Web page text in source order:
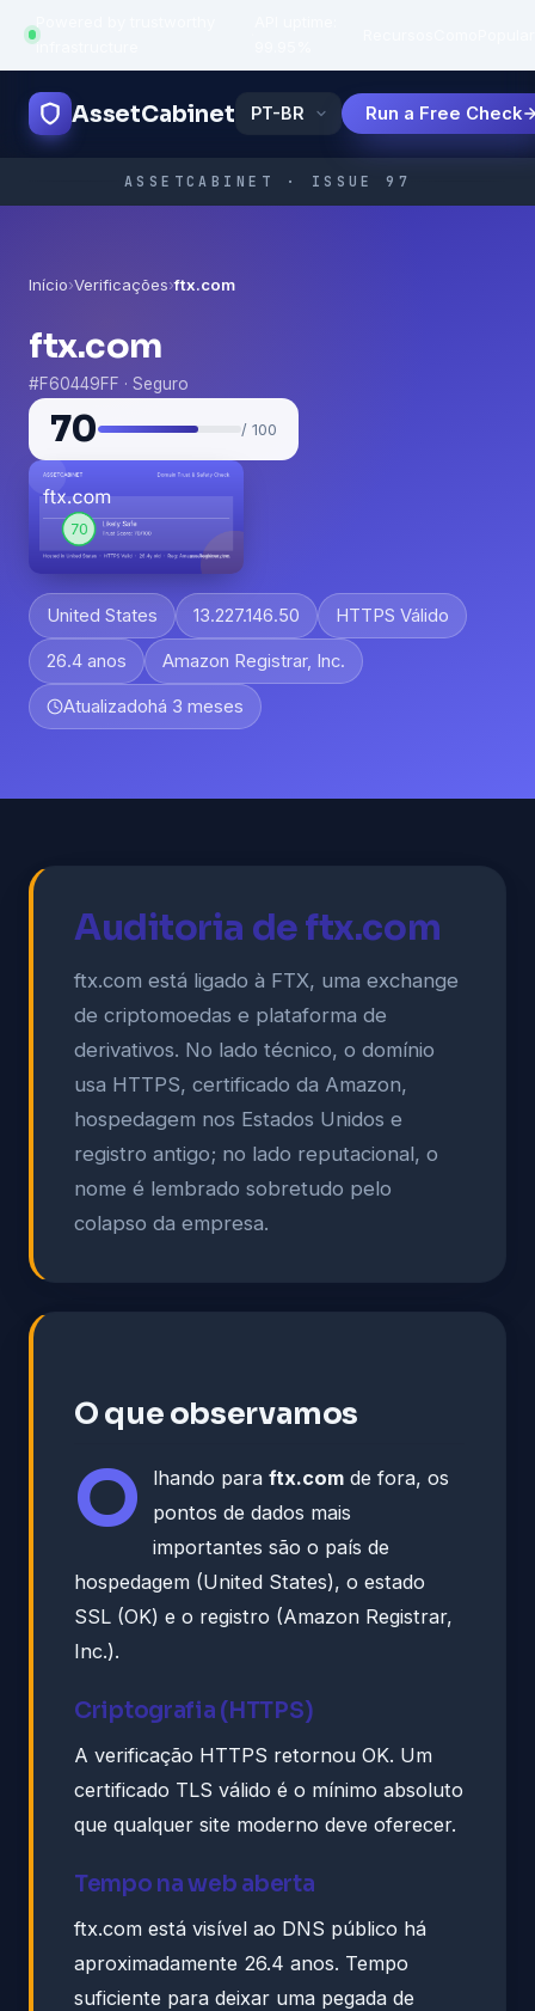
infrastructure
AssetCabinet Run a Free Check
ASSETCABINET · ISSUE 97
Início›Verificações›ftx.com
ftx.com
#F60449FF · Seguro
70 / 100
United States 13.227.146.50 HTTPS Válido
26.4 anos Amazon Registrar, Inc.
Atualizadohá 3 meses
Auditoria de ftx.com
ftx.com está ligado à FTX, uma exchange
de criptomoedas e plataforma de
derivativos. No lado técnico, o domínio
usa HTTPS, certificado da Amazon,
hospedagem nos Estados Unidos e
registro antigo; no lado reputacional, o
nome é lembrado sobretudo pelo
colapso da empresa.
O que observamos
O lhando para ftx.com de fora, os
pontos de dados mais
importantes são o país de
hospedagem (United States), o estado
SSL (OK) e o registro (Amazon Registrar,
Inc.).
Criptografia (HTTPS)
A verificação HTTPS retornou OK. Um
certificado TLS válido é o mínimo absoluto
que qualquer site moderno deve oferecer.
Tempo na web aberta
ftx.com está visível ao DNS público há
aproximadamente 26.4 anos. Tempo
suficiente para deixar uma pegada de